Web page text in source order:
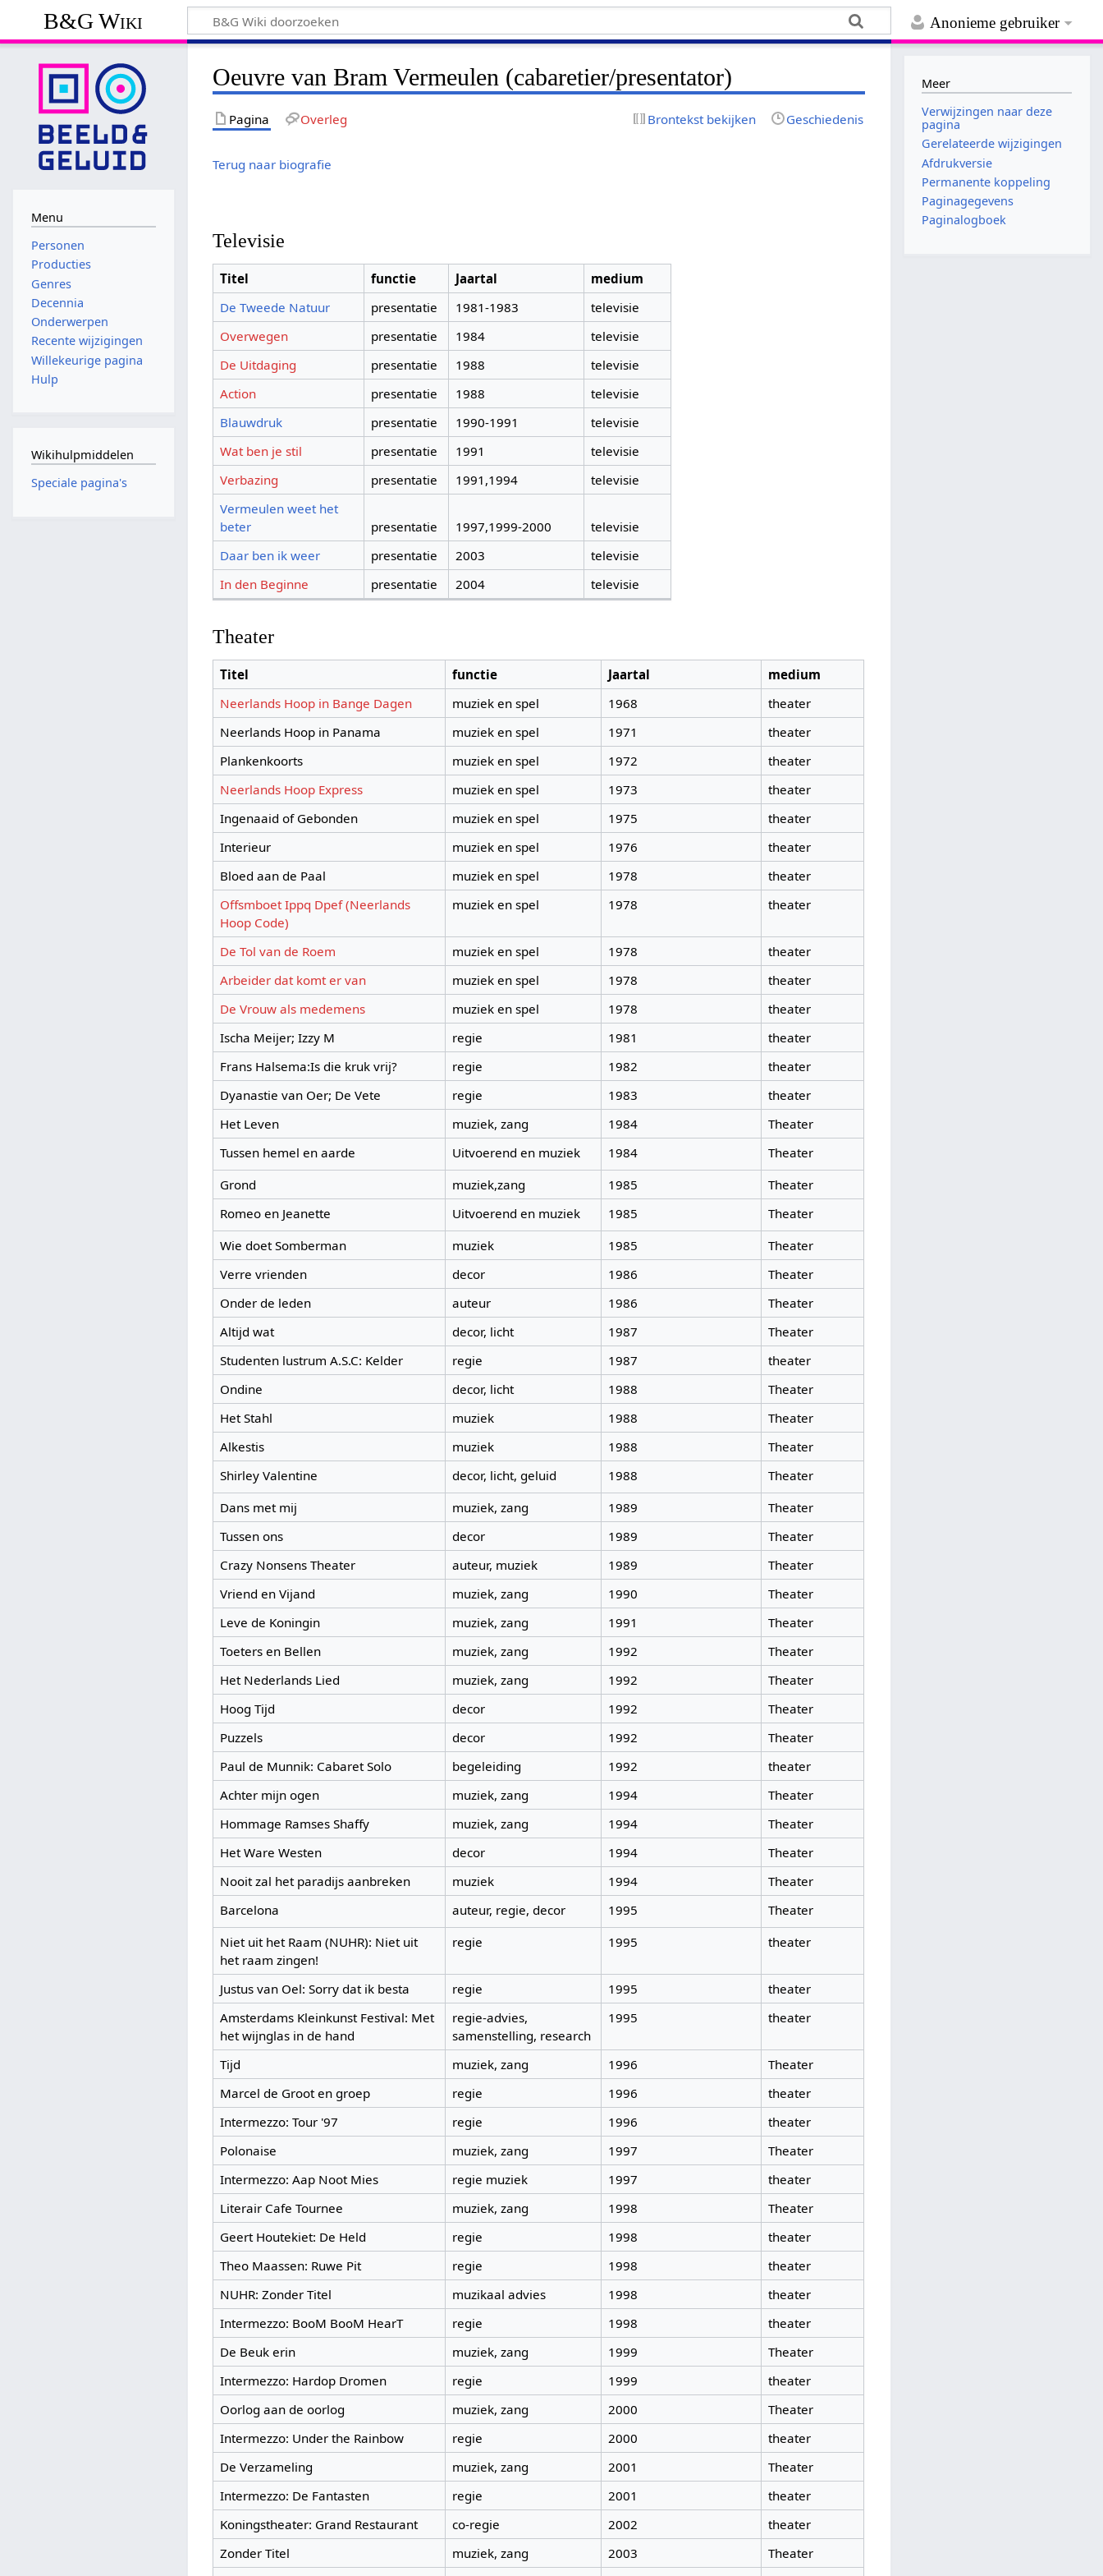
Anonieme gebruiker
B&G Wiki
Oeuvre van Bram Vermeulen (cabaretier/presentator)
Pagina Overleg Brontekst bekijken Geschiedenis
Terug naar biografie
Televisie
Titel functie Jaartal
medium
De Tweede Natuur
presentatie 1981-1983
televisie
Overwegen
presentatie 1984
televisie
De Uitdaging
presentatie 1988
televisie
Action
presentatie 1988
televisie
Blauwdruk
presentatie 1990-1991
televisie
Wat ben je stil
presentatie 1991
televisie
Verbazing
presentatie 1991,1994
televisie
Vermeulen weet het
beter
presentatie 1997,1999-2000
televisie
Daar ben ik weer
presentatie 2003
televisie
In den Beginne
presentatie 2004 televisie
Theater
Titel functie Jaartal
medium
Neerlands Hoop in Bange Dagen
muziek en spel 1968
theater
Neerlands Hoop in Panama
muziek en spel 1971
theater
Plankenkoorts
muziek en spel 1972
theater
Neerlands Hoop Express
muziek en spel 1973
theater
Ingenaaid of Gebonden
muziek en spel 1975
theater
Interieur
muziek en spel 1976
theater
Bloed aan de Paal
muziek en spel 1978
theater
Offsmboet Ippq Dpef (Neerlands
Hoop Code)
muziek en spel 1978 theater
De Tol van de Roem muziek en spel 1978
theater
Arbeider dat komt er van
muziek en spel 1978
theater
De Vrouw als medemens
muziek en spel 1978
theater
Ischa Meijer; Izzy M
regie 1981
theater
Frans Halsema:Is die kruk vrij?
regie 1982
theater
Dyanastie van Oer; De Vete
regie 1983
theater
Het Leven
muziek, zang 1984
Theater
Tussen hemel en aarde
Uitvoerend en muziek 1984
Theater
Grond
muziek,zang 1985
Theater
Romeo en Jeanette
Uitvoerend en muziek 1985
Theater
Wie doet Somberman
muziek 1985
Theater
Verre vrienden
decor 1986
Theater
Onder de leden
auteur 1986
Theater
Altijd wat
decor, licht 1987
Theater
Studenten lustrum A.S.C: Kelder
regie 1987
theater
Ondine
decor, licht 1988
Theater
Het Stahl
muziek 1988
Theater
Alkestis
muziek 1988
Theater
Shirley Valentine
decor, licht, geluid 1988
Theater
Dans met mij
muziek, zang 1989
Theater
Tussen ons
decor 1989
Theater
Crazy Nonsens Theater
auteur, muziek 1989
Theater
Vriend en Vijand
muziek, zang 1990
Theater
Leve de Koningin
muziek, zang 1991
Theater
Toeters en Bellen
muziek, zang 1992
Theater
Het Nederlands Lied
muziek, zang 1992
Theater
Hoog Tijd
decor 1992
Theater
Puzzels
decor 1992
Theater
Paul de Munnik: Cabaret Solo
begeleiding 1992
theater
Achter mijn ogen
muziek, zang 1994
Theater
Hommage Ramses Shaffy
muziek, zang 1994
Theater
Het Ware Westen
decor 1994
Theater
Nooit zal het paradijs aanbreken
muziek 1994
Theater
Barcelona
auteur, regie, decor 1995
Theater
Niet uit het Raam (NUHR): Niet uit
het raam zingen!
regie 1995 theater
Justus van Oel: Sorry dat ik besta regie 1995
theater
Amsterdams Kleinkunst Festival: Met
het wijnglas in de hand
regie-advies,
samenstelling, research
1995 theater
Tijd muziek, zang 1996
Theater
Marcel de Groot en groep
regie 1996
theater
Intermezzo: Tour '97
regie 1996
theater
Polonaise
muziek, zang 1997
Theater
Intermezzo: Aap Noot Mies
regie muziek 1997
theater
Literair Cafe Tournee
muziek, zang 1998
Theater
Geert Houtekiet: De Held
regie 1998
theater
Theo Maassen: Ruwe Pit
regie 1998
theater
NUHR: Zonder Titel
muzikaal advies 1998
theater
Intermezzo: BooM BooM HearT
regie 1998
theater
De Beuk erin
muziek, zang 1999
Theater
Intermezzo: Hardop Dromen
regie 1999
theater
Oorlog aan de oorlog
muziek, zang 2000
Theater
Intermezzo: Under the Rainbow
regie 2000
theater
De Verzameling
muziek, zang 2001
Theater
Intermezzo: De Fantasten
regie 2001
theater
Koningstheater: Grand Restaurant
co-regie 2002
theater
Zonder Titel
muziek, zang 2003
Theater
Menu
Personen
Producties
Genres
Decennia
Onderwerpen
Recente wijzigingen
Willekeurige pagina
Hulp
Wikihulpmiddelen
Speciale pagina's
Meer
Verwijzingen naar deze
pagina
Gerelateerde wijzigingen
Afdrukversie
Permanente koppeling
Paginagegevens
Paginalogboek